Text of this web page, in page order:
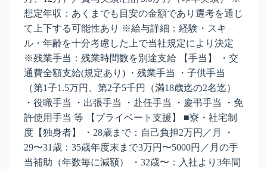
想定年収：あくまでも目安の金額であり選考を通じ
て上下する可能性あり ※給与詳細：経験・スキ
ル・年齢を十分考慮した上で当社規定により決定
※残業手当：残業時間数を別途支給 【手当】 ・交
通費全額支給(規定あり) ・残業手当 ・子供手当
（第1子1.5万円、第2子5千円（満18歳迄の2名迄）
・役職手当 ・出張手当 ・赴任手当 ・慶弔手当 ・免
許使用手当 等 【プライベート支援】 ■寮・社宅制
度【独身者】 ・28歳まで：自己負担2万円／月 ・
29〜31歳：35歳年度末まで3万円〜5000円／月の手
当補助（年数毎に減額） ・32歳〜：入社より3年間